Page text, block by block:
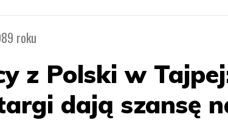
roku
z Polski w
dają szansę